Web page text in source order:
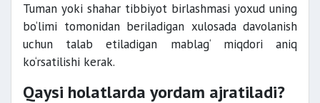
Tuman yoki shahar tibbiyot birlashmasi yoxud uning
bo‘limi tomonidan beriladigan xulosada davolanish
uchun talab etiladigan mablag‘ miqdori aniq
ko‘rsatilishi kerak.
Qaysi holatlarda yordam ajratiladi?